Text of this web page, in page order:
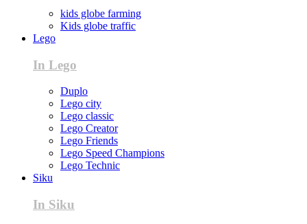
kids globe farming
Kids globe traffic
Lego
In Lego
Duplo
Lego city
Lego classic
Lego Creator
Lego Friends
Lego Speed Champions
Lego Technic
Siku
In Siku